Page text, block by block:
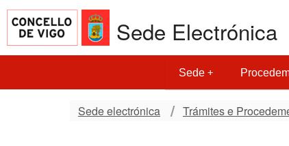
Sede Electrónica
Sede
Sede electrónica Trámites e